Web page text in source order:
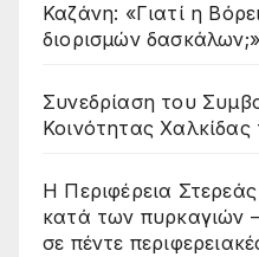
Καζάνη: «Γιατί η
διορισμών δασκάλων;»
Συνεδρίαση του
Κοινότητας
Η Περιφέρεια
κατά των πυρκαγιών
σε πέντε